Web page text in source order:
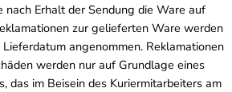
nach Erhalt der Sendung die Ware auf
zur gelieferten Ware werden
angenommen. Reklamationen
werden nur auf Grundlage eines
das im Beisein des Kuriermitarbeiters am